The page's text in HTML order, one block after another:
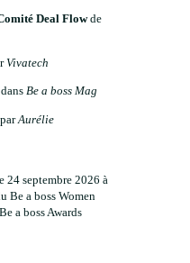
Deal Flowde
Vivatech
Be a boss Mag
Aurélie
24 septembre 2026 à
Be a boss Women
a boss Awards